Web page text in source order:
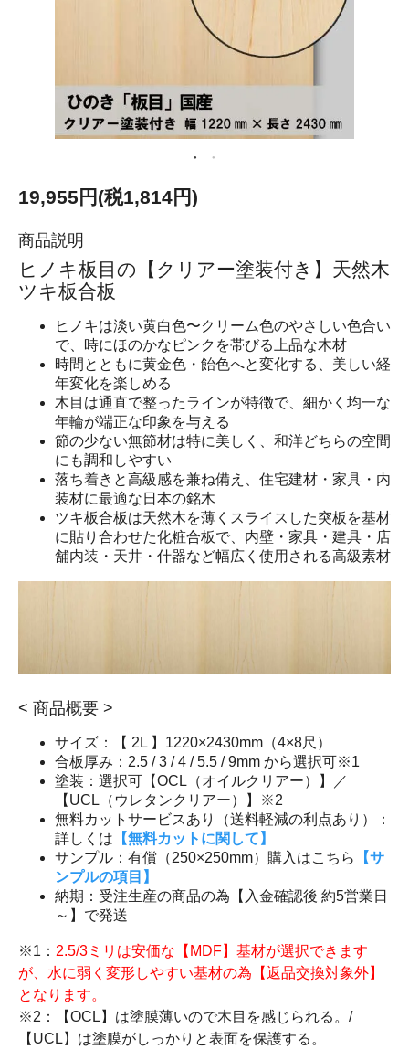
19,955円(税1,814円)
商品説明
ヒノキ板目の【クリアー塗装付き】天然木
ツキ板合板
ヒノキは淡い黄白色〜クリーム色のやさしい色合い
で、時にほのかなピンクを帯びる上品な木材
時間とともに黄金色・飴色へと変化する、美しい経
年変化を楽しめる
木目は通直で整ったラインが特徴で、細かく均一な
年輪が端正な印象を与える
節の少ない無節材は特に美しく、和洋どちらの空間
にも調和しやすい
落ち着きと高級感を兼ね備え、住宅建材・家具・内
装材に最適な日本の銘木
ツキ板合板は天然木を薄くスライスした突板を基材
に貼り合わせた化粧合板で、内壁・家具・建具・店
舗内装・天井・什器など幅広く使用される高級素材
< 商品概要 >
サイズ：【 2L 】1220×2430mm（4×8尺）
合板厚み：2.5 / 3 / 4 / 5.5 / 9mm から選択可※1
塗装：選択可【OCL（オイルクリアー）】／
【UCL（ウレタンクリアー）】※2
無料カットサービスあり（送料軽減の利点あり）：
詳しくは 【無料カットに関して】
サンプル：有償（250×250mm）購入はこちら
【サ
ンプルの項目】
納期：受注生産の商品の為【入金確認後 約5営業日
～】で発送
※1： 2.5/3ミリは安価な【MDF】基材が選択できます
が、水に弱く変形しやすい基材の為【返品交換対象外】
となります。
※2：【OCL】は塗膜薄いので木目を感じられる。/
【UCL】は塗膜がしっかりと表面を保護する。